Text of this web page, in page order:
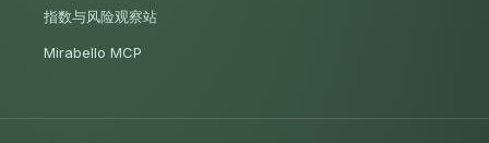
指数与风险观察站
Mirabello MCP